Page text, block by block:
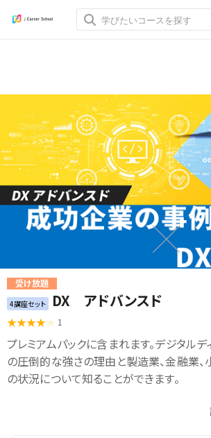
受け放題
4講座セット DX アドバンスド
1
プレミアムパックに含まれます。デジタルデ
の圧倒的な強さの理由と製造業、金融業
の状況について知ることができます。